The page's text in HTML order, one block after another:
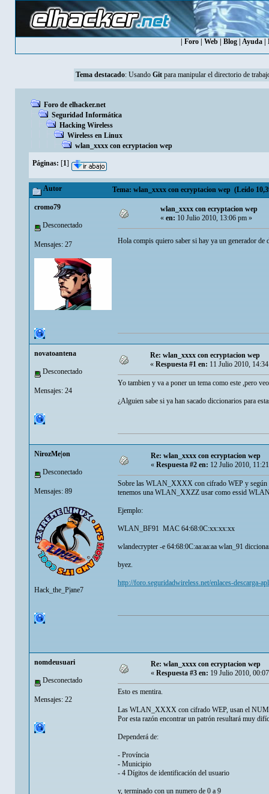
Foro Web Blog Ayuda
Tema destacado: Usando Git para manipular el directorio de
Foro de elhacker.net
Seguridad Informática
Hacking Wireless
Wireless en Linux
wlan_xxxx con ecryptacion wep
Páginas: [1]
Autor Tema: wlan_xxxx con ecryptacion wep (Leído
cromo79
Desconectado
Mensajes: 27
wlan_xxxx con ecryptacion wep
«en:10 Julio 2010, 13:06 pm »
Hola compis quiero saber si hay ya un generador
novatoantena
Desconectado
Mensajes: 24
Re: wlan_xxxx con ecryptacion wep
« Respuesta #1 en: 11 Julio 2010,
Yo tambien y va a poner un tema como este ,pero
¿Alguien sabe si ya han sacado diccionarios para
NirozMe|on
Desconectado
Mensajes: 89
Hack_the_P|ane7
Re: wlan_xxxx con ecryptacion wep
«Respuesta #2 en:12 Julio 2010,
Sobre las WLAN_XXXX con cifrado WEP y según
tenemos una WLAN_XXZZ usar como essid
Ejemplo:
WLAN_BF91 MAC 64:68:0C:xx:xx:xx
wlandecrypter -e 64:68:0C:aa:aa:aa wlan_91
byez.
http://foro.seguridadwireless.net/enlaces-descarga-
nomdeusuari
Desconectado
Mensajes: 22
Re: wlan_xxxx con ecryptacion wep
« Respuesta #3 en: 19 Julio 2010,
Esto es mentira.
Las WLAN_XXXX con cifrado WEP, usan el
Por esta razón encontrar un patrón resultará muy
Dependerá de:
- Província
- Municipio
- 4 Dígitos de identificación del usuario
y, terminado con un numero de 0 a 9